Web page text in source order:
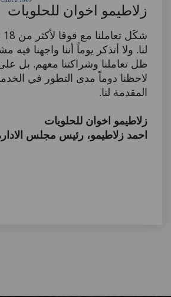
زلاطيمو اخوان للحلويات
لنا. ولا أتذكر يوماً أننا واجهنا
ظل تعاملنا وشراكتنا معهم. بل
لاحظنا دوماً مدى التطور في
المقدمة لنا.
زلاطيمو اخوان للحلويات
احمد زلاطيمو، رئيس مجلس